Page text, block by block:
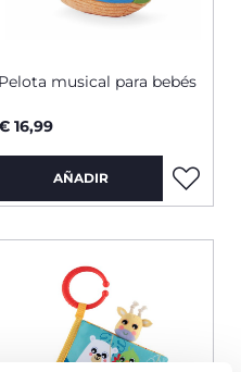
Pelota musical para bebés
16,99
AÑADIR